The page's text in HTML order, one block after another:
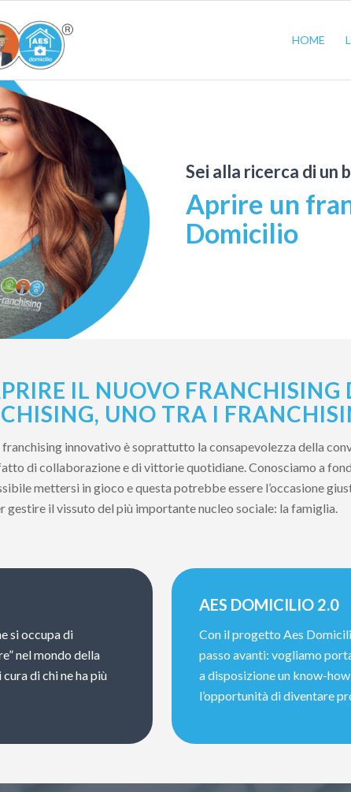
HOME
Sei alla ricerca di un
Aprire un
Domicilio
IL NUOVO FRANCHISING
UNO TRA I
innovativo è soprattutto la consapevolezza della
di collaborazione e di vittorie quotidiane. Conosciamo a
mettersi in gioco e questa potrebbe essere l’occasione
gestire il vissuto del più importante nucleo sociale: la famiglia.
si occupa di
nel mondo della
di chi ne ha più
AES DOMICILIO 2.0
Con il progetto Aes
passo avanti: vogliamo
a disposizione un know-
l’opportunità di diventare